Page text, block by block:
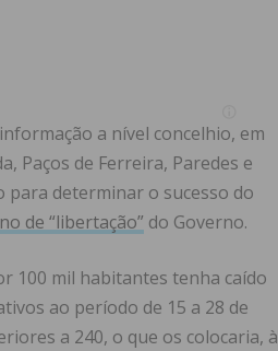
a nível concelhio, em
Paços de Ferreira, Paredes e
para determinar o sucesso do
de “libertação” do Governo.
100 mil habitantes tenha caído
ao período de 15 a 28 de
a 240, o que os colocaria, à